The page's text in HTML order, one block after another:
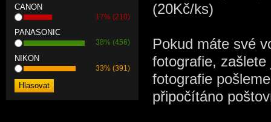
(20Kč/ks)
Pokud máte své
fotografie,
fotografie
připočítáno
CANON
17% (210)
PANASONIC
38% (456)
NIKON
33% (391)